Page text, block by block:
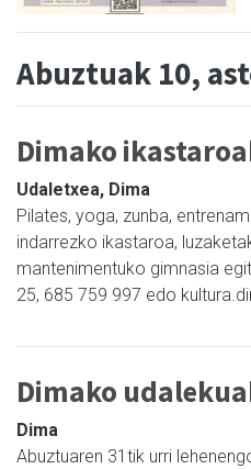
Abuztuak 10,
Dimako
Udaletxea, Dima
Pilates, yoga, zunba,
indarrezko ikastaroa,
mantenimentuko gimnasia
25, 685 759 997 edo
Dimako
Dima
Abuztuaren 31tik urri